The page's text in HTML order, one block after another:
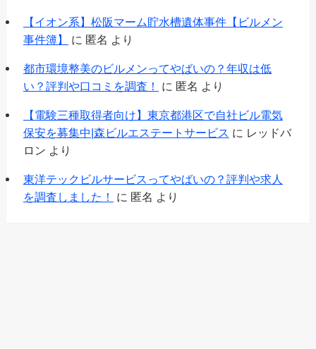
【イオン系】松阪マーム貯水槽遺体事件【ビルメン
事件簿】
に 匿名 より
都市環境整美のビルメンってやばいの？年収は低
い？評判や口コミを調査！
に 匿名 より
【電験三種取得者向け】東京都港区で自社ビル電気
保安を募集中|森ビルエステートサービス に レッドバ
ロン より
東洋テックビルサービスってやばいの？評判や求人
を調査しました！
に 匿名 より